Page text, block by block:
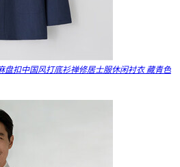
盘扣中国风打底衫禅修居士服休闲衬衣 藏青色